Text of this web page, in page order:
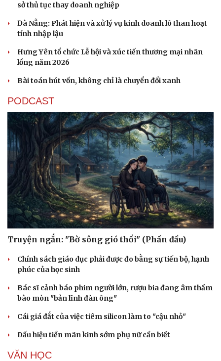
Cải chính
sở thủ tục thay doanh nghiệp
Đà Nẵng: Phát hiện và xử lý vụ kinh doanh lô than hoạt
tính nhập lậu
Hưng Yên tổ chức Lễ hội và xúc tiến thương mại nhãn
lồng năm 2026
Bài toán hút vốn, không chỉ là chuyển đổi xanh
PODCAST
Truyện ngắn: "Bờ sông gió thổi" (Phần đầu)
Chính sách giáo dục phải được đo bằng sự tiến bộ, hạnh
phúc của học sinh
Bác sĩ cảnh báo phim người lớn, rượu bia đang âm thầm
bào mòn "bản lĩnh đàn ông"
Cái giá đắt của việc tiêm silicon làm to "cậu nhỏ"
Dấu hiệu tiền mãn kinh sớm phụ nữ cần biết
VĂN HỌC